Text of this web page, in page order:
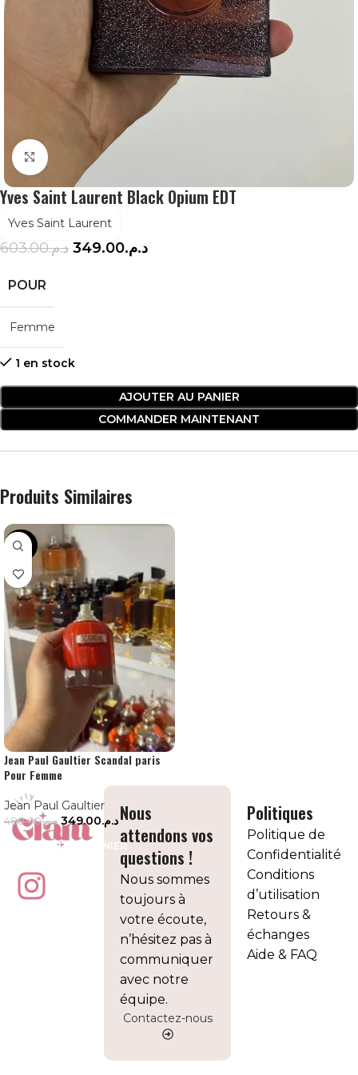
Agrandir
Yves Saint Laurent Black Opium EDT
Yves Saint Laurent
د.م.603.00 د.م.349.00
POUR
Femme
1 en stock
AJOUTER AU PANIER
COMMANDER MAINTENANT
Produits Similaires
-28%
Jean Paul Gaultier Scandal paris
Pour Femme
Jean Paul Gaultier
د.م.488.00 د.م.349.00
AJOUTER AU PANIER
Nous
attendons vos
questions !
Nous sommes
toujours à
votre écoute,
n’hésitez pas à
communiquer
avec notre
équipe.
Contactez-nous
Politiques
Politique de
Confidentialité
Conditions
d’utilisation
Retours &
échanges
Aide & FAQ